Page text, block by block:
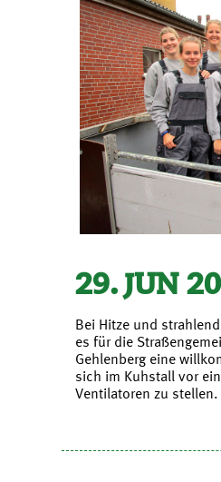
29. JUN
Bei Hitze und
es für die
Gehlenberg eine
sich im Kuhstall vor
Ventilatoren zu stellen.